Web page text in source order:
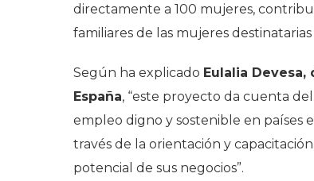
directamente a 100 mujeres,
familiares de las mujeres
Según ha explicado Eulalia
España, “este proyecto da cuenta
empleo digno y sostenible en países
través de la orientación y
potencial de sus negocios”.